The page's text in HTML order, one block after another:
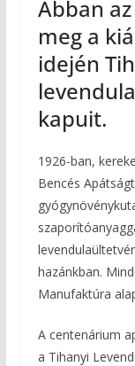
Abban
meg a
idején
kapuit.
1926-ban,
Bencés
hazánkban.
Manufaktúra
A centenárium
a Tihanyi